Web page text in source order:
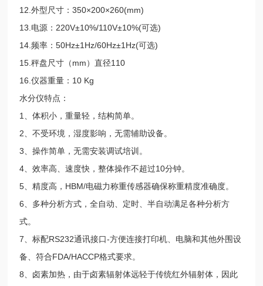
12.外型尺寸：350×200×260(mm)
13.电源：220V±10%/110V±10%(可选)
14.频率：50Hz±1Hz/60Hz±1Hz(可选)
15.秤盘尺寸（mm）直径110
16.仪器重量：10 Kg
水分仪特点：
1、体积小，重量轻，结构简单。
2、不受环境，湿度影响，无需辅助设备。
3、操作简单，无需安装调试培训。
4、效率高、速度快，整体操作不超过10分钟。
5、精度高，HBM/电磁力称重传感器确保称重精度准确度。
6、多种分析方式，全自动、定时、半自动满足各种分析方
式。
7、标配RS232通讯接口-方便连接打印机、电脑和其他外围设
备、符合FDA/HACCP格式要求。
8、卤素加热，由于卤素辐射体远轻于传统红外辐射体，因此